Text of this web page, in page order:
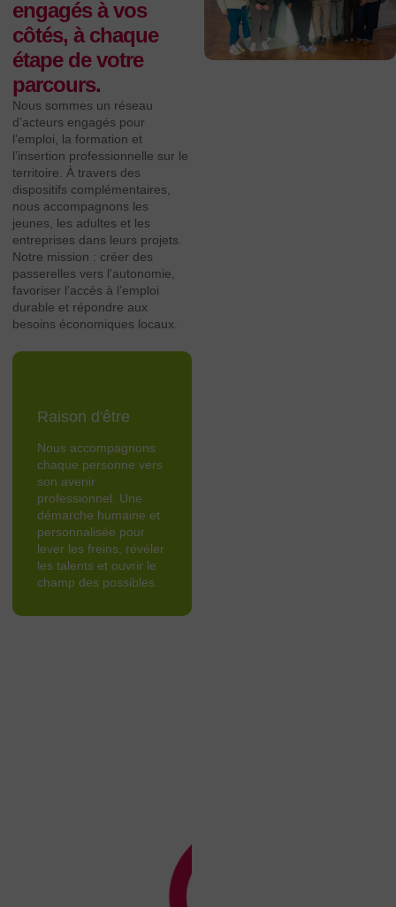
engagés à vos
côtés, à chaque
étape de votre
parcours.
Nous sommes un réseau
d’acteurs engagés pour
l’emploi, la formation et
l’insertion professionnelle sur le
territoire. À travers des
dispositifs complémentaires,
nous accompagnons les
jeunes, les adultes et les
entreprises dans leurs projets.
Notre mission : créer des
passerelles vers l’autonomie,
favoriser l’accès à l’emploi
durable et répondre aux
besoins économiques locaux.
Raison d'être
Nous accompagnons
chaque personne vers
son avenir
professionnel. Une
démarche humaine et
personnalisée pour
lever les freins, révéler
les talents et ouvrir le
champ des possibles.